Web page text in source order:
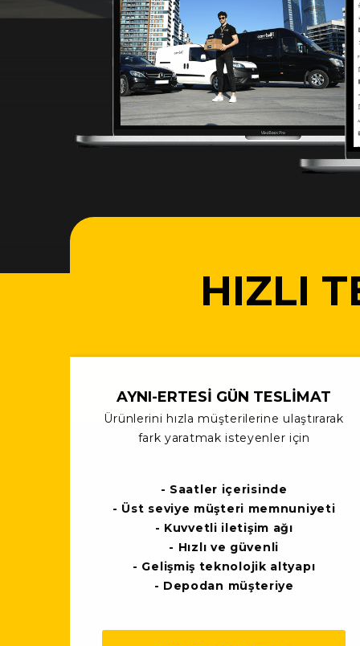
HIZLI
AYNI-ERTESİ GÜN TESLİMAT
Ürünlerini hızla müşterilerine ulaştırarak
fark yaratmak isteyenler için
- Saatler içerisinde
- Üst seviye müşteri memnuniyeti
- Kuvvetli iletişim ağı
- Hızlı ve güvenli
- Gelişmiş teknolojik altyapı
- Depodan müşteriye